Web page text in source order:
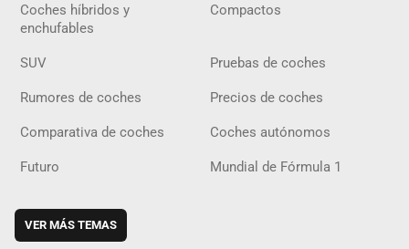
Coches híbridos y
enchufables
Compactos
SUV Pruebas de coches
Rumores de coches Precios de coches
Comparativa de coches Coches autónomos
Futuro Mundial de Fórmula 1
VER MÁS TEMAS